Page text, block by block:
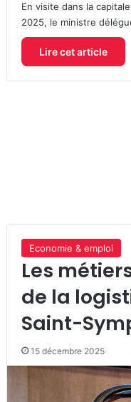
En visite dans la
2025, le ministre
Lire cet article
Economie & emploi
Les
de la
Saint-
15 décembre 2025